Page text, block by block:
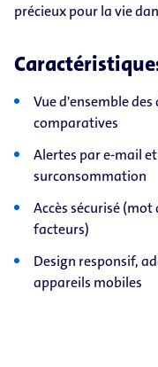
précieux pour la vie
Vue d'ensemble
comparatives
Alertes par e-mail
surconsommation
Accès sécurisé
facteurs)
Design responsif,
appareils mobiles